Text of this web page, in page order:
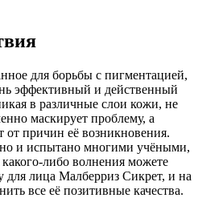
для борьбы с пигментацией,
эффективный и действенный
в различные слои кожи, не
маскирует проблему, а
от причин её возникновения.
и испытано многими учёными,
либо волнения можете
для лица Малберриз Сикрет, и на
все её позитивные качества.